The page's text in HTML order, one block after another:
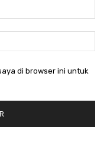
di browser ini untuk